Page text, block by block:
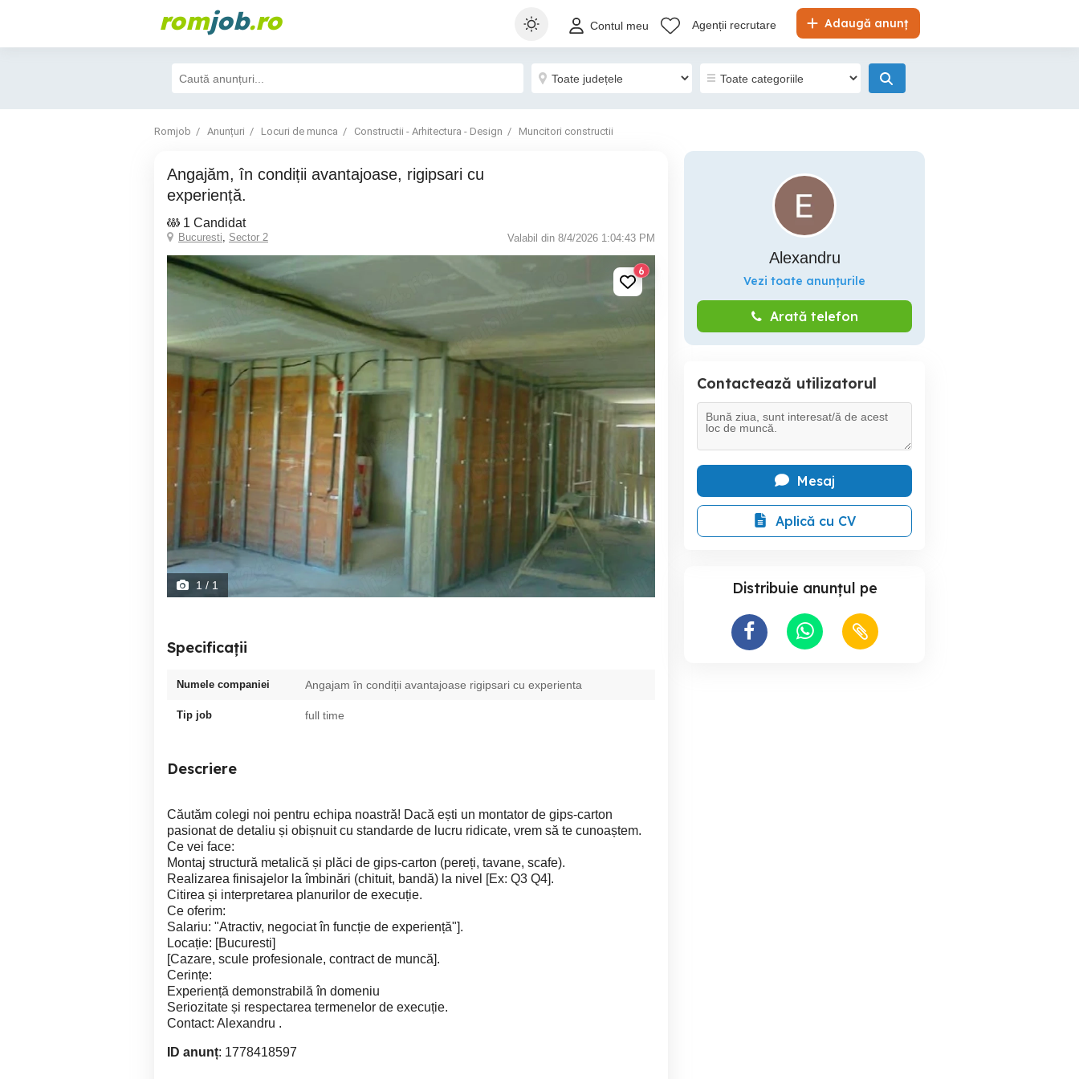
romjob.ro Adaugă anunț
Contul meu Agenții recrutare
Romjob Anunțuri Locuri de munca Constructii - Arhitectura - Design Muncitori constructii
Angajăm, în condiții avantajoase, rigipsari cu
experiență.
1 Candidat
Bucuresti, Sector 2 Valabil din 8/4/2026 1:04:43 PM
6
1 / 1
Specificații
Numele companiei Angajam în condiții avantajoase rigipsari cu experienta
Tip job full time
Descriere
Căutăm colegi noi pentru echipa noastră! Dacă ești un montator de gips-carton
pasionat de detaliu și obișnuit cu standarde de lucru ridicate, vrem să te cunoaștem.
Ce vei face:
Montaj structură metalică și plăci de gips-carton (pereți, tavane, scafe).
Realizarea finisajelor la îmbinări (chituit, bandă) la nivel [Ex: Q3 Q4].
Citirea și interpretarea planurilor de execuție.
Ce oferim:
Salariu: "Atractiv, negociat în funcție de experiență"].
Locație: [Bucuresti]
[Cazare, scule profesionale, contract de muncă].
Cerințe:
Experiență demonstrabilă în domeniu
Seriozitate și respectarea termenelor de execuție.
Contact: Alexandru .
ID anunț: 1778418597
Alexandru
Vezi toate anunțurile
Arată telefon
Contactează utilizatorul
Mesaj
Aplică cu CV
Distribuie anunțul pe